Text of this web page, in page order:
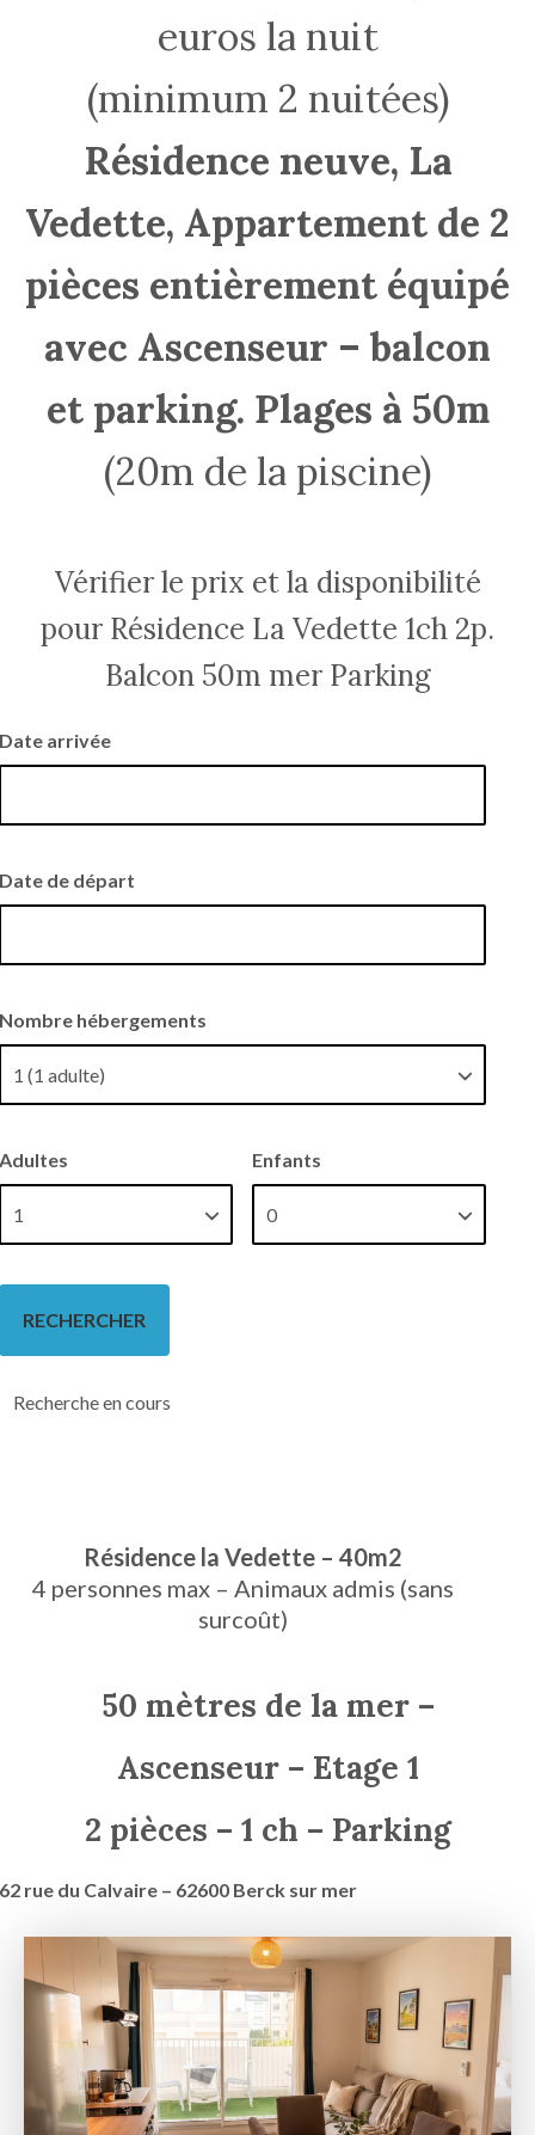
euros la nuit
(minimum 2 nuitées)
Résidence neuve, La
Vedette, Appartement de 2
pièces entièrement équipé
avec Ascenseur – balcon
et parking. Plages à 50m
(20m de la piscine)
Vérifier le prix et la disponibilité
pour Résidence La Vedette 1ch 2p.
Balcon 50m mer Parking
Date arrivée
Date de départ
Nombre hébergements
Adultes Enfants
Recherche en cours
Résidence la Vedette – 40m2
4 personnes max – Animaux admis (sans
surcoût)
50 mètres de la mer –
Ascenseur – Etage 1
2 pièces – 1 ch – Parking
62 rue du Calvaire – 62600 Berck sur mer